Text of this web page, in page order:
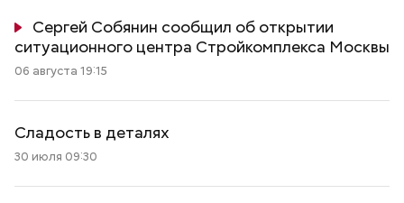
Сергей Собянин сообщил об открытии
ситуационного центра Стройкомплекса Москвы
06 августа 19:15
Сладость в деталях
30 июля 09:30